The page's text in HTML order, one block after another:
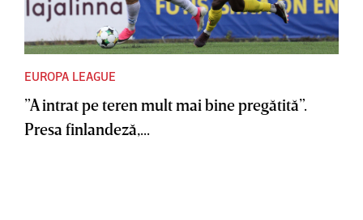
EUROPA LEAGUE
”A intrat pe teren mult mai bine pregătită”.
Presa finlandeză,...